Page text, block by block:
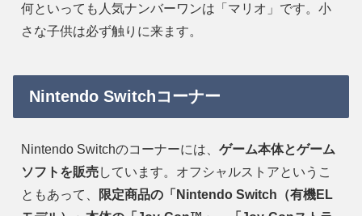
何といっても人気ナンバーワンは「マリオ」です。小
さな子供は必ず触りに来ます。
Nintendo Switchコーナー
Nintendo Switchのコーナーには、 ゲーム本体とゲーム
ソフトを販売しています。オフシャルストアというこ
ともあって、
限定商品の「Nintendo Switch（有機EL